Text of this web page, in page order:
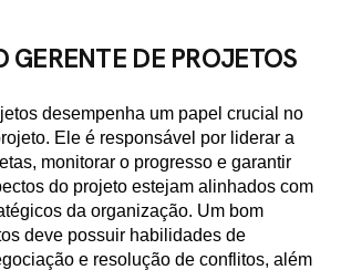
GERENTE DE PROJETOS
desempenha um papel crucial no
Ele é responsável por liderar a
monitorar o progresso e garantir
do projeto estejam alinhados com
da organização. Um bom
deve possuir habilidades de
e resolução de conflitos, além